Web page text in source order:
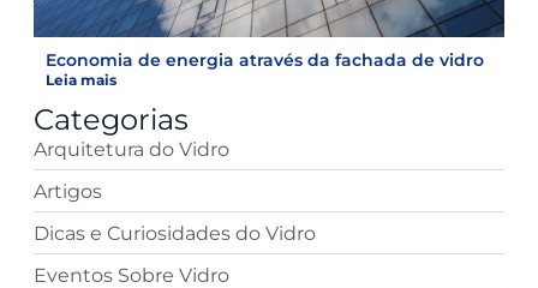
Economia de energia através da fachada de vidro
Leia mais
Categorias
Arquitetura do Vidro
Artigos
Dicas e Curiosidades do Vidro
Eventos Sobre Vidro